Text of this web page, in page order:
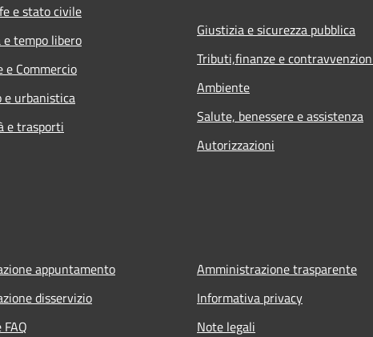
e stato civile
tempo libero
e Commercio
e urbanistica
e trasporti
Giustizia e sicurezza pubblica
Tributi,finanze e
Ambiente
Salute, benessere e assistenza
Autorizzazioni
appuntamento
disservizio
Amministrazione trasparente
Informativa privacy
Note legali